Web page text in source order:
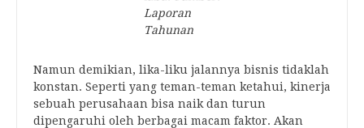
Laporan
Tahunan
Namun demikian, lika-liku jalannya bisnis tidaklah
konstan. Seperti yang teman-teman ketahui, kinerja
sebuah perusahaan bisa naik dan turun
dipengaruhi oleh berbagai macam faktor. Akan